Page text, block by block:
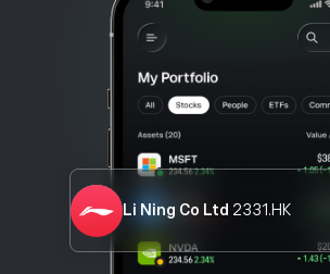
Li Ning Co Ltd 2331.HK